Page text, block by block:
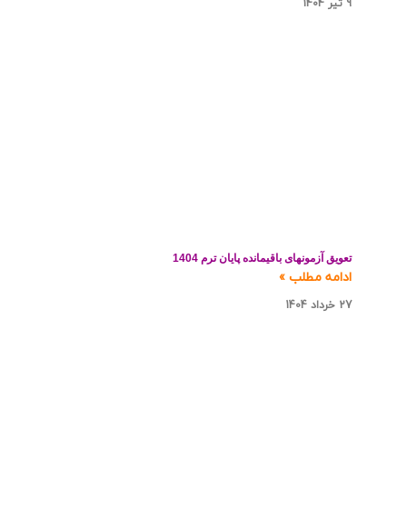
تعویق آزمونهای باقیمانده پایان ترم 1404
ادامه مطلب »
27 خرداد 1404